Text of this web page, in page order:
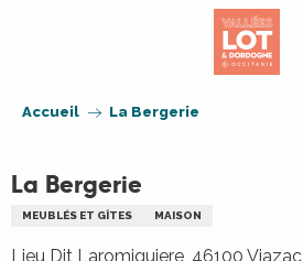
Accueil La Bergerie
La Bergerie
MEUBLÉS ET GÎTES MAISON
Lieu Dit Laromiguiere, 46100 Viazac